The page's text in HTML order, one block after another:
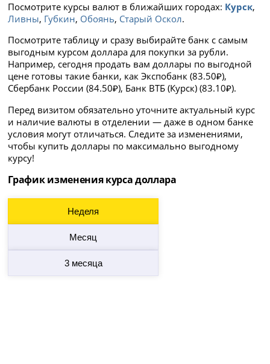
Посмотрите курсы валют в ближайших городах: Курск,
Ливны, Губкин, Обоянь, Старый Оскол.
Посмотрите таблицу и сразу выбирайте банк с самым
выгодным курсом доллара для покупки за рубли.
Например, сегодня продать вам доллары по выгодной
цене готовы такие банки, как Экспобанк (83.50₽),
Сбербанк России (84.50₽), Банк ВТБ (Курск) (83.10₽).
Перед визитом обязательно уточните актуальный курс
и наличие валюты в отделении — даже в одном банке
условия могут отличаться. Следите за изменениями,
чтобы купить доллары по максимально выгодному
курсу!
График изменения курса доллара
Неделя
Месяц
3 месяца